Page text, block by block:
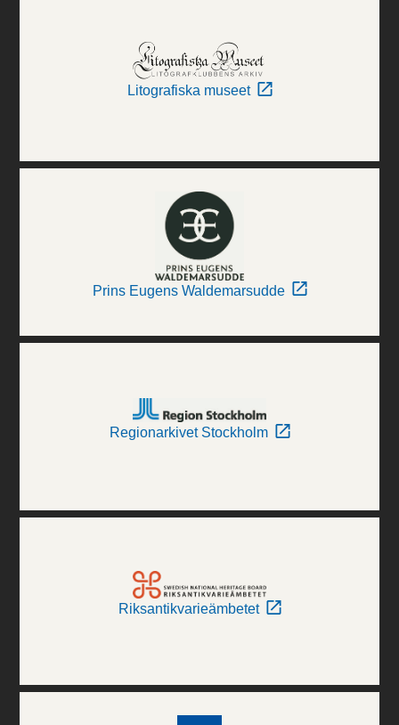
Litografiska museet
Prins Eugens Waldemarsudde
Regionarkivet Stockholm
Riksantikvarieämbetet